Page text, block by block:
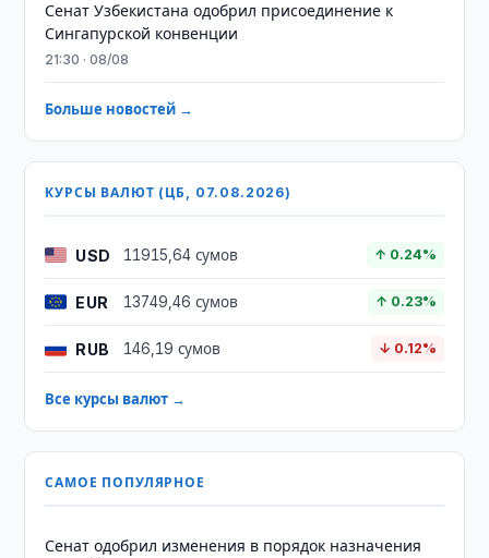
Сенат Узбекистана одобрил присоединение к
Сингапурской конвенции
21:30 · 08/08
Больше новостей →
КУРСЫ ВАЛЮТ (ЦБ, 07.08.2026)
USD 11915,64 сумов ↑ 0.24%
EUR 13749,46 сумов ↑ 0.23%
RUB 146,19 сумов ↓ 0.12%
Все курсы валют →
САМОЕ ПОПУЛЯРНОЕ
Сенат одобрил изменения в порядок назначения